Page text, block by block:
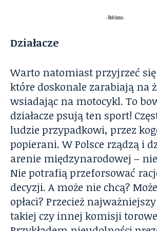
- Reklama -
Działacze
Warto natomiast przyjrzeć
które doskonale zarabiają na
wsiadając na motocykl. To
działacze psują ten sport!
ludzie przypadkowi, przez
popierani. W Polsce rządzą i
arenie międzynarodowej –
Nie potrafią przeforsować
decyzji. A może nie chcą?
opłaci? Przecież najważniejszy
takiej czy innej komisji